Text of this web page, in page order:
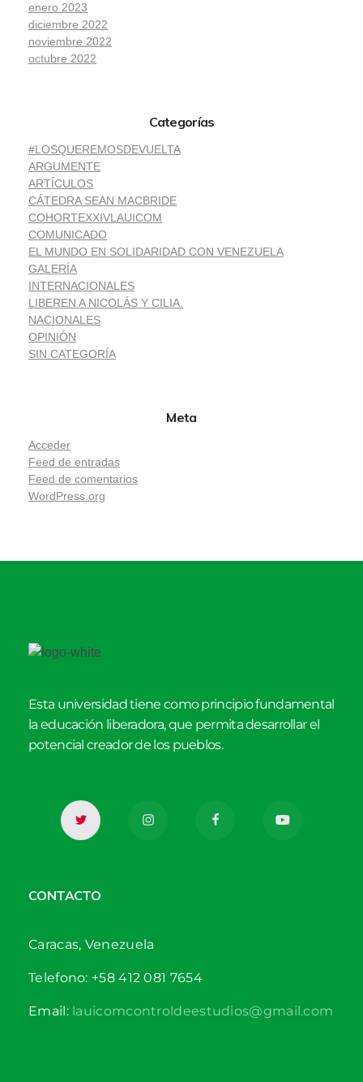
enero 2023
diciembre 2022
noviembre 2022
octubre 2022
Categorías
#LOSQUEREMOSDEVUELTA
ARGUMENTE
ARTÍCULOS
CÁTEDRA SEAN MACBRIDE
COHORTEXXIVLAUICOM
COMUNICADO
EL MUNDO EN SOLIDARIDAD CON VENEZUELA
GALERÍA
INTERNACIONALES
LIBEREN A NICOLÁS Y CILIA.
NACIONALES
OPINIÓN
SIN CATEGORÍA
Meta
Acceder
Feed de entradas
Feed de comentarios
WordPress.org
Esta universidad tiene como principio fundamental
la educación liberadora, que permita desarrollar el
potencial creador de los pueblos.
CONTACTO
Caracas, Venezuela
Telefono: +58 412 081 7654
Email:lauicomcontroldeestudios@gmail.com